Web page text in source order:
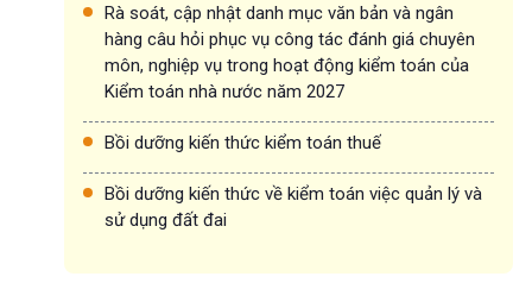
Rà soát, cập nhật danh mục văn bản và ngân
hàng câu hỏi phục vụ công tác đánh giá chuyên
môn, nghiệp vụ trong hoạt động kiểm toán của
Kiểm toán nhà nước năm 2027
Bồi dưỡng kiến thức kiểm toán thuế
Bồi dưỡng kiến thức về kiểm toán việc quản lý và
sử dụng đất đai